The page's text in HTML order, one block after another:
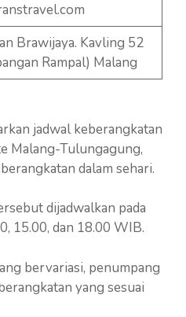
Brawijaya. Kavling 52
Rampal) Malang
jadwal keberangkatan
Malang-Tulungagung,
dalam sehari.
dijadwalkan pada
15.00, dan 18.00 WIB.
bervariasi, penumpang
yang sesuai